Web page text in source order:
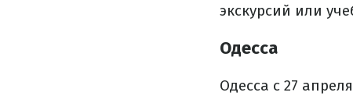
экскурсий или
Одесса
Одесса с 27